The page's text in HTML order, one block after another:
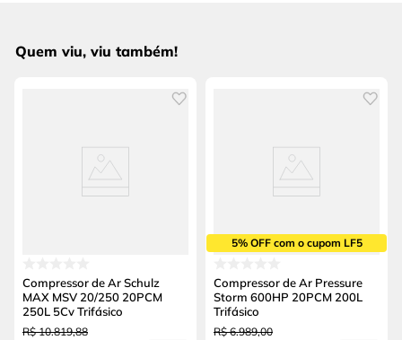
Quem viu, viu também!
Compressor de Ar Schulz
MAX MSV 20/250 20PCM
250L 5Cv Trifásico
R$ 10.819,88
5% OFF com o cupom LF5
Compressor de Ar Pressure
Storm 600HP 20PCM 200L
Trifásico
R$ 6.989,00